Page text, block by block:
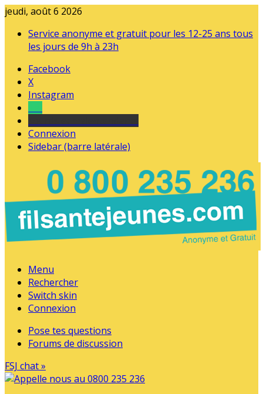
jeudi, août 6 2026
Service anonyme et gratuit pour les 12-25 ans tous
les jours de 9h à 23h
Facebook
X
Instagram
Connexion
Sidebar (barre latérale)
Menu
Rechercher
Switch skin
Connexion
Pose tes questions
Forums de discussion
FSJ chat »